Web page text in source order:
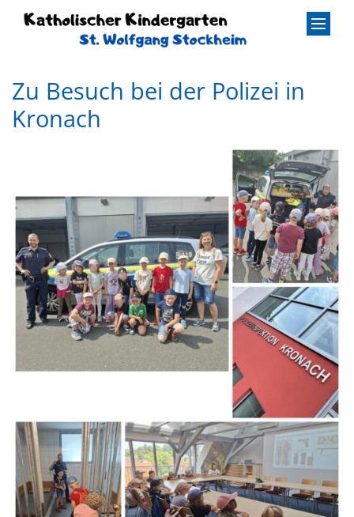
Zum Inhalt springen
Zu Besuch bei der Polizei in
Kronach